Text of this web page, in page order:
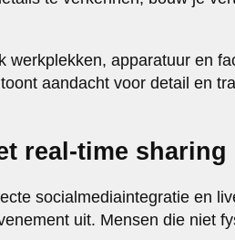
werkplekken, apparatuur en
aandacht voor detail en
real-time sharing
socialmediaintegratie en
uit. Mensen die niet